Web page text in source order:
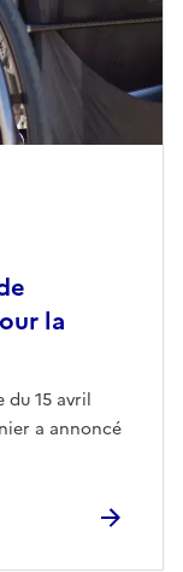
la
du 15 avril
a annoncé